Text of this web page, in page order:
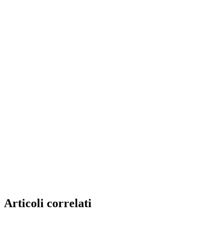
Articoli correlati